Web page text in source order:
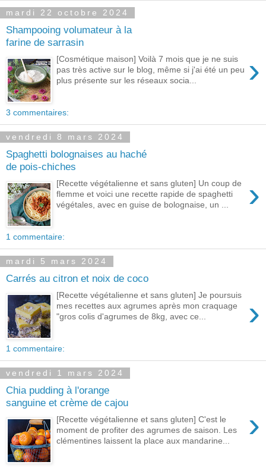
mardi 22 octobre 2024
Shampooing volumateur à la
farine de sarrasin
›
[Cosmétique maison] Voilà 7 mois que je ne suis
pas très active sur le blog, même si j'ai été un peu
plus présente sur les réseaux socia...
3 commentaires:
vendredi 8 mars 2024
Spaghetti bolognaises au haché
de pois-chiches
›
[Recette végétalienne et sans gluten] Un coup de
flemme et voici une recette rapide de spaghetti
végétales, avec en guise de bolognaise, un ...
1 commentaire:
mardi 5 mars 2024
Carrés au citron et noix de coco
›
[Recette végétalienne et sans gluten] Je poursuis
mes recettes aux agrumes après mon craquage
"gros colis d'agrumes de 8kg, avec ce...
1 commentaire:
vendredi 1 mars 2024
Chia pudding à l'orange
sanguine et crème de cajou
›
[Recette végétalienne et sans gluten] C'est le
moment de profiter des agrumes de saison. Les
clémentines laissent la place aux mandarine...